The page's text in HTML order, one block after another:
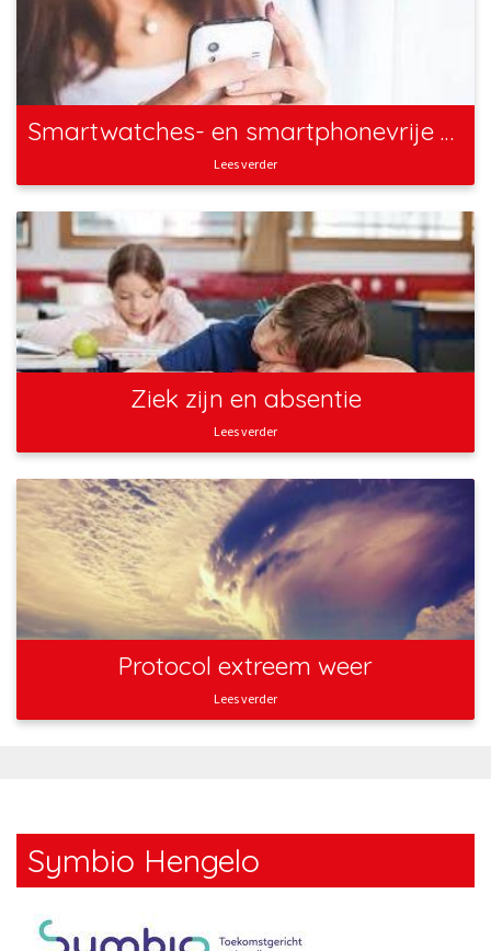
Smartwatches- en smartphonevrije schoolomgeving
Lees verder
Ziek zijn en absentie
Lees verder
Protocol extreem weer
Lees verder
Symbio Hengelo